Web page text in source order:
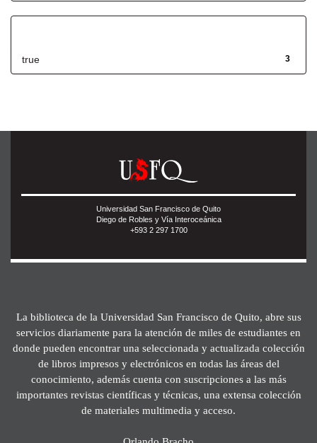
3
true
Universidad San Francisco de Quito
Diego de Robles y Vía Interoceánica
+593 2 297 1700
La biblioteca de la Universidad San Francisco de Quito, abre sus
servicios diariamente para la atención de miles de estudiantes en
donde pueden encontrar una seleccionada y actualizada colección
de libros impresos y electrónicos en todas las áreas del
conocimiento, además cuenta con suscripciones a las más
importantes revistas científicas y técnicas, una extensa colección
de materiales multimedia y acceso.